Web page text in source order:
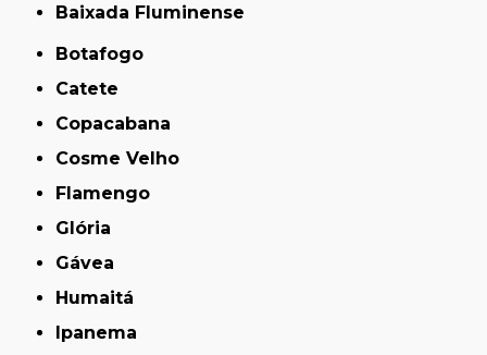
Baixada Fluminense
Botafogo
Catete
Copacabana
Cosme Velho
Flamengo
Glória
Gávea
Humaitá
Ipanema